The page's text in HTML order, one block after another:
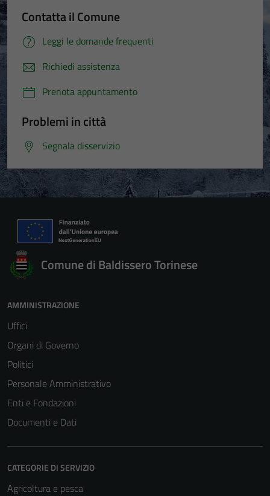
Contatta il Comune
Leggi le domande frequenti
Richiedi assistenza
Prenota appuntamento
Problemi in città
Segnala disservizio
Comune di Baldissero Torinese
AMMINISTRAZIONE
Uffici
Organi di Governo
Politici
Personale Amministrativo
Enti e Fondazioni
Documenti e Dati
CATEGORIE DI SERVIZIO
Agricoltura e pesca